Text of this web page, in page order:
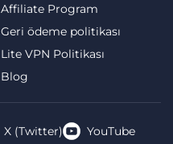
Affiliate Program
Geri ödeme politikası
Lite VPN Politikası
Blog
X (Twitter)
YouTube